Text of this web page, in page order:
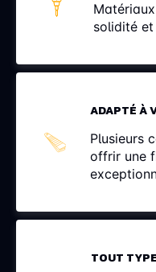
solidité
ADAPTÉ À
Plusieurs
offrir une
TOUT